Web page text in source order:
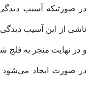
در صورتیکه آسیب‌‌
ناشی از این آسیب دیدگی
و در نهایت منجر به فلج
در صورت ایجاد